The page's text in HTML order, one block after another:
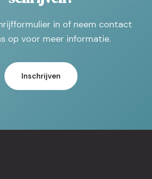
in of neem contact
op voor meer informatie.
Inschrijven